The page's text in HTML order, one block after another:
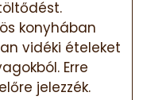
konyhában
vidéki ételeket
Erre
jelezzék.